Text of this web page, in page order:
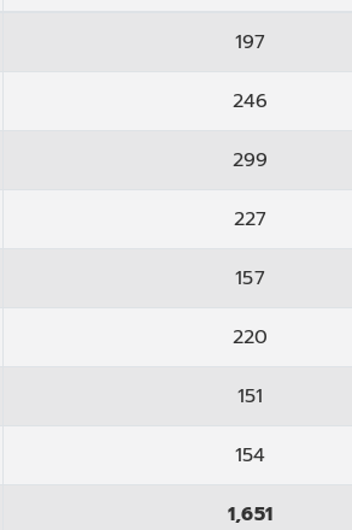
197
246
299
227
157
220
151
154
1,651